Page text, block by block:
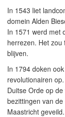
In 1543 liet
domein Alden
In 1571 werd met
herrezen. Het
blijven.
In 1794 doken
revolutionairen
Duitse Orde op
bezittingen van
Maastricht